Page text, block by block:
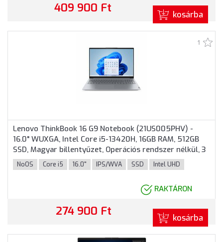
409 900 Ft kosárba
1
Lenovo ThinkBook 16 G9 Notebook (21US005PHV) -
16.0" WUXGA, Intel Core i5-13420H, 16GB RAM, 512GB
SSD, Magyar billentyűzet, Operációs rendszer nélkül, 3
év garancia, Szürke színben
NoOS Core i5 16.0" IPS/WVA SSD Intel UHD
RAKTÁRON
274 900 Ft kosárba